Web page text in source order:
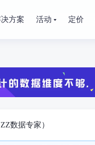
方案 活动 定价
数据专家）